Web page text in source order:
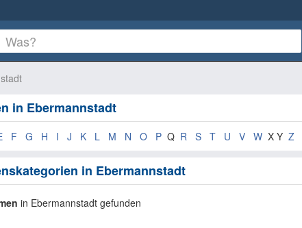
in Ebermannstadt
F G H I J K L M N O P Q R S T U V W X Y Z
in Ebermannstadt
in Ebermannstadt gefunden